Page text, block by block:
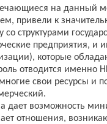
на данный
привели к
со структурами
предприятия,
которые
отводится именно
многие свои ресурсы и
дает возможность
отношения,